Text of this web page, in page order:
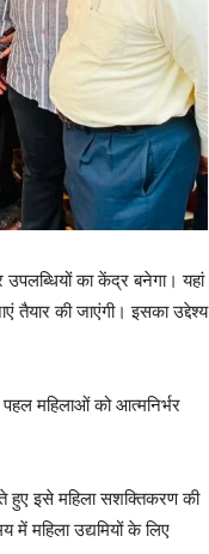
उपलब्धियों का केंद्र बनेगा। यहां
तैयार की जाएंगी। इसका उद्देश्य
पहल महिलाओं को आत्मनिर्भर
हुए इसे महिला सशक्तिकरण की
में महिला उद्यमियों के लिए